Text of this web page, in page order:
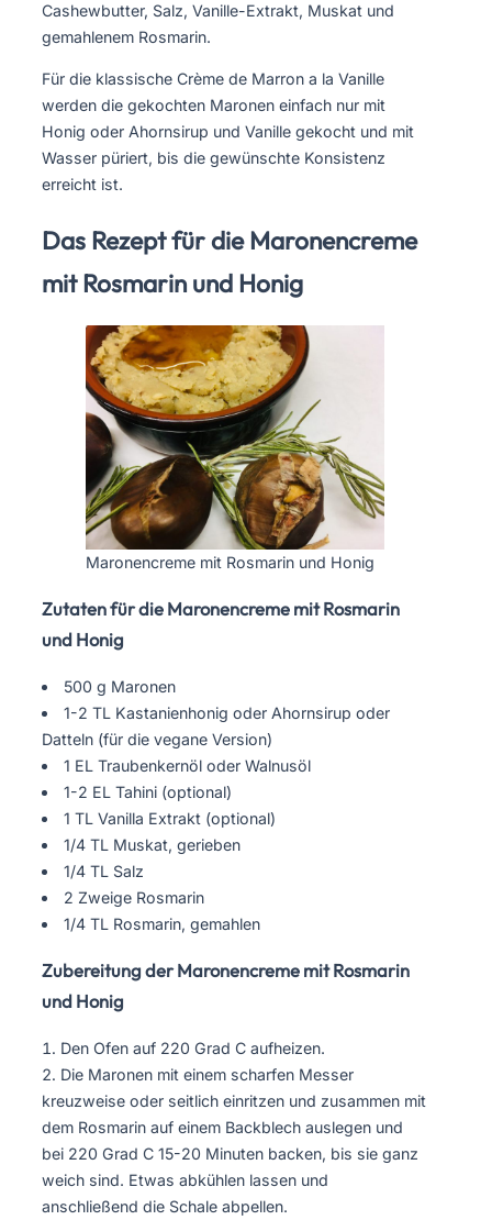
Cashewbutter, Salz, Vanille-Extrakt, Muskat und
gemahlenem Rosmarin.
Für die klassische Crème de Marron a la Vanille
werden die gekochten Maronen einfach nur mit
Honig oder Ahornsirup und Vanille gekocht und mit
Wasser püriert, bis die gewünschte Konsistenz
erreicht ist.
Das Rezept für die Maronencreme
mit Rosmarin und Honig
Maronencreme mit Rosmarin und Honig
Zutaten für die Maronencreme mit Rosmarin
und Honig
500 g Maronen
1-2 TL Kastanienhonig oder Ahornsirup oder
Datteln (für die vegane Version)
1 EL Traubenkernöl oder Walnusöl
1-2 EL Tahini (optional)
1 TL Vanilla Extrakt (optional)
1/4 TL Muskat, gerieben
1/4 TL Salz
2 Zweige Rosmarin
1/4 TL Rosmarin, gemahlen
Zubereitung der Maronencreme mit Rosmarin
und Honig
Den Ofen auf 220 Grad C aufheizen.
Die Maronen mit einem scharfen Messer
kreuzweise oder seitlich einritzen und zusammen mit
dem Rosmarin auf einem Backblech auslegen und
bei 220 Grad C 15-20 Minuten backen, bis sie ganz
weich sind. Etwas abkühlen lassen und
anschließend die Schale abpellen.